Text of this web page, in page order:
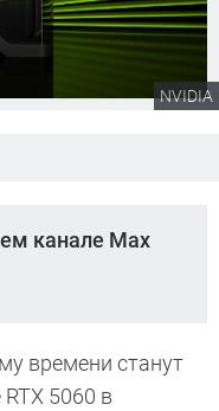
NVIDIA
канале Max
времени станут
5060 в